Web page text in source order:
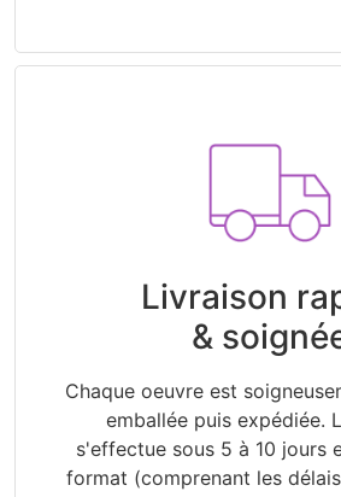
Livraison
&
Chaque oeuvre est
emballée puis expédiée.
s'effectue sous 5 à 10 jours
format (comprenant les